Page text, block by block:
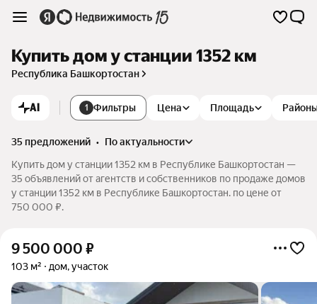
Купить дом у станции 1352 км
Республика Башкортостан
AI 1 Фильтры Цена Площадь
35 предложений •
по актуальности
Купить дом у станции 1352 км в Республике Башкортостан —
35 объявлений от агентств и собственников по продаже домов
у станции 1352 км в Республике Башкортостан. по цене от
750 000 ₽.
9 500 000 ₽
103 м² дом, участок